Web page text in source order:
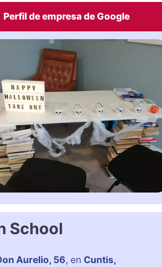
Perfil de empresa de Google
School
Aurelio, 56, en Cuntis,